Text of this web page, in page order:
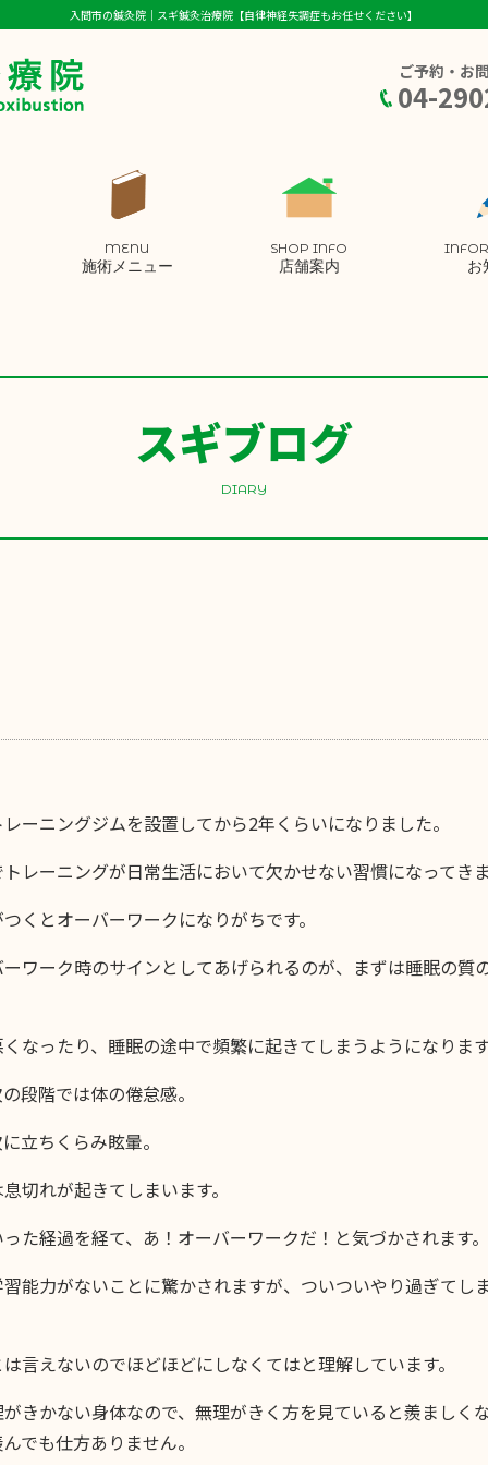
入間市の鍼灸院｜スギ鍼灸治療院【自律神経失調症もお任せください】
ご予約・お
04-
施術メニュー
MENU
店舗案内
SHOP INFO
お
スギブログ
DIARY
ーニングジムを設置してから2年くらいになりました。
レーニングが日常生活において欠かせない習慣になってきま
くとオーバーワークになりがちです。
ワーク時のサインとしてあげられるのが、まずは睡眠の質
なったり、睡眠の途中で頻繁に起きてしまうようになります
段階では体の倦怠感。
立ちくらみ眩暈。
切れが起きてしまいます。
た経過を経て、あ！オーバーワークだ！と気づかされます。
能力がないことに驚かされますが、ついついやり過ぎてし
言えないのでほどほどにしなくてはと理解しています。
きかない身体なので、無理がきく方を見ていると羨ましく
でも仕方ありません。